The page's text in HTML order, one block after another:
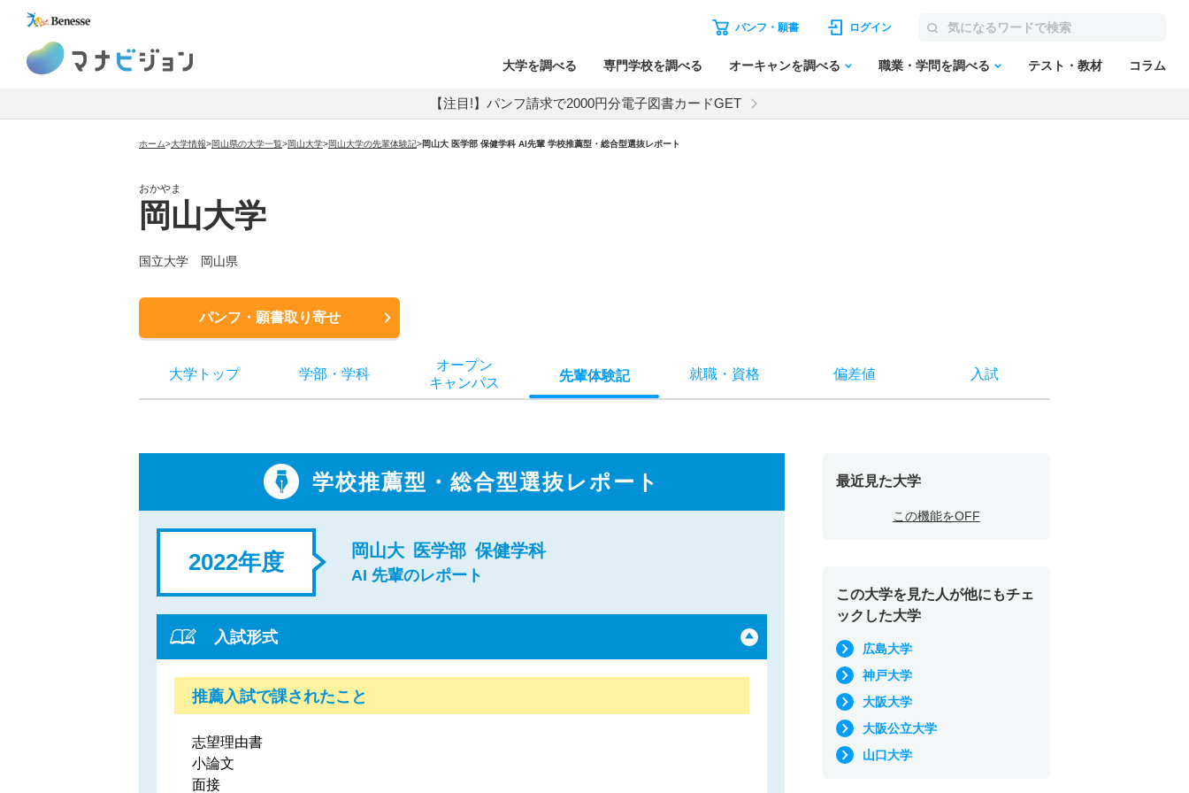
パンフ・願書 ログイン
大学を調べる 専門学校を調べる オーキャンを調べる 職業・学問を調べる テスト・教材 コラム
【注目!】パンフ請求で2000円分電子図書カードGET
ホーム>大学情報>岡山県の大学一覧>岡山大学>岡山大学の先輩体験記>岡山大 医学部 保健学科 AI先輩 学校推薦型・総合型選抜レポート
おかやま
岡山大学
国立大学 岡山県
パンフ・願書取り寄せ
大学トップ 学部 ・ 学科
オープン
キャンパス 先輩体験記 就職・ 資格 偏差値 入試
学校推薦型・総合型選抜レポート
2022年度 岡山大 医学部 保健学科
AI 先輩のレポート
入試形式
推薦入試で課されたこと
志望理由書
小論文
面接
最近見た大学
この機能をOFF
この大学を見た人が他にもチェ
ックした大学
広島大学
神戸大学
大阪大学
大阪公立大学
山口大学